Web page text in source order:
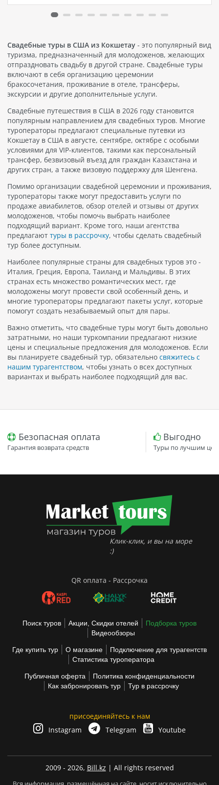
один из самых…
Свадебные туры в США из Кокшетау - это популярный вид
туризма, предназначенный для молодоженов, желающих
отпраздновать свадьбу в другой стране. Свадебные туры
включают в себя организацию церемонии
бракосочетания, проживание в отеле, трансферы,
экскурсии и другие дополнительные услуги.
Свадебные путешествия в США в 2026 году становится
популярным направлением для свадебных туров. Многие
туроператоры предлагают специальные путевки из
Кокшетау в США в августе, сентябре, октябре с особыми
условиями для VIP-клиентов, такими как персональный
трансфер, безвизовый въезд для граждан Казахстана и
других стран, а также визовую поддержку для Шенгена.
Помимо организации свадебной церемонии и проживания,
туроператоры также могут предоставить услуги по
продаже авиабилетов, обзор отелей и отзывы от других
молодоженов, чтобы помочь выбрать наиболее
подходящий вариант. Кроме того, наши агентства
предлагают туры в рассрочку, чтобы сделать свадебный
тур более доступным.
Наиболее популярные страны для свадебных туров это -
Италия, Греция, Европа, Таиланд и Мальдивы. В этих
странах есть множество романтических мест, где
молодожены могут провести свой особенный день, и
многие туроператоры предлагают пакеты услуг, которые
помогут создать незабываемый опыт для пары.
Важно отметить, что свадебные туры могут быть довольно
затратными, но наши туркомпании предлагают низкие
цены и специальные предложения для молодоженов. Если
вы планируете свадебный тур, обязательно свяжитесь с
нашим турагентством, чтобы узнать о всех доступных
вариантах и выбрать наиболее подходящий для вас.
Безопасная оплата
Гарантия возврата средств
Выгодно
Туры по лучшим
Клик-клик, и вы на море
:)
QR оплата - Рассрочка
Поиск туров Акции, Скидки отелей
Подборка туров
Видеообзоры
Где купить тур О магазине
Подключение для турагентств
Статистика туроператора
Публичная оферта
Политика конфиденциальности
Как забронировать тур
Тур в рассрочку
присоединяйтесь к нам
Instagram
Telegram Youtube
2009 - 2026, Bill.kz | All rights reserved